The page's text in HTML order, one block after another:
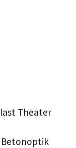
Theater
Betonoptik